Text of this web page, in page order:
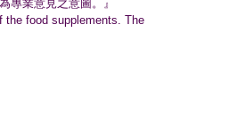
專業意見之意圖。』
the food supplements. The